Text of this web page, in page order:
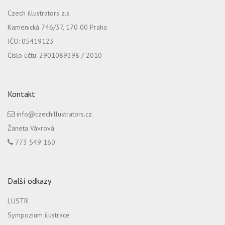
Czech illustrators z.s.
Kamenická 746/37, 170 00 Praha
IČO: 05419123
Číslo účtu: 2901089398 / 2010
Kontakt
info@czechillustrators.cz
Žaneta Vávrová
773 549 160
Další odkazy
LUSTR
Sympozium ilustrace